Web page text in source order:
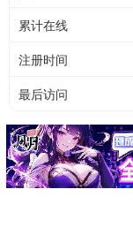
累计在线
注册时间
最后访问